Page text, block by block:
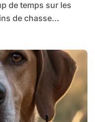
de chasse...